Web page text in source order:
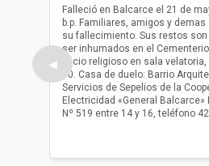
◀
Falleció en Balcarce el 21 de
b.p. Familiares, amigos y
su fallecimiento. Sus restos
ser inhumados en el
oficio religioso en sala
10. Casa de duelo: Barrio
Servicios de Sepelios de la
Electricidad «General
Nº 519 entre 14 y 16, teléfono